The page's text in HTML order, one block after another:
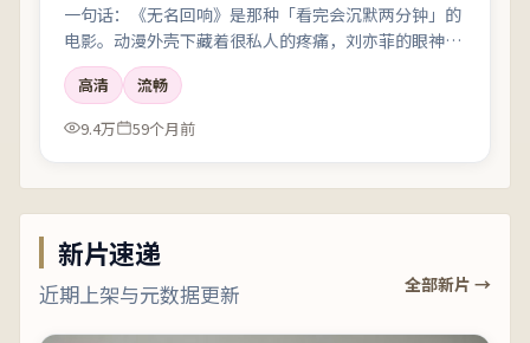
一句话：《无名回响》是那种「看完会沉默两分钟」的
电影。动漫外壳下藏着很私人的疼痛，刘亦菲的眼神戏
尤其要命。
高清
流畅
9.4万
59个月前
新片速递
近期上架与元数据更新 全部新片 →